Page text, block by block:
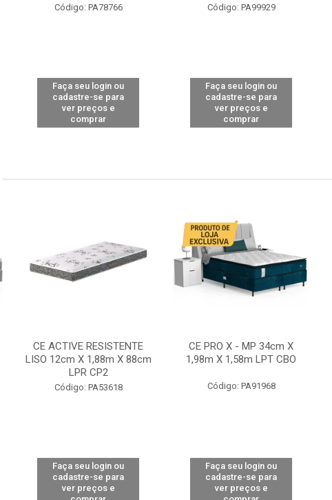
Código: PA78766
Faça seu login ou
cadastre-se para
ver preços e
comprar
Código: PA99929
Faça seu login ou
cadastre-se para
ver preços e
comprar
CE ACTIVE RESISTENTE
LISO 12cm X 1,88m X 88cm
LPR CP2
Código: PA53618
Faça seu login ou
cadastre-se para
ver preços e
CE PRO X - MP 34cm X
1,98m X 1,58m LPT CBO
Código: PA91968
Faça seu login ou
cadastre-se para
ver preços e